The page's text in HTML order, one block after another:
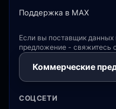
Поддержка в MAX
Если вы поставщик
предложение - свяжитесь
Коммерческие
СОЦСЕТИ